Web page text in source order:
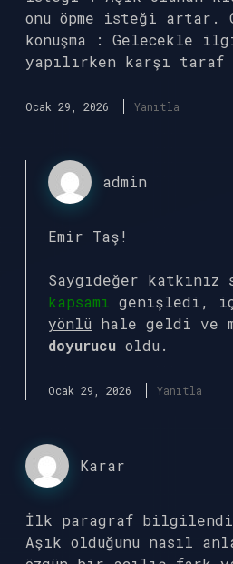
onu öpme isteği artar.
konuşma : Gelecekle
yapılırken karşı
Ocak 29, 2026 Yanıtla
admin
Emir Taş!
Saygıdeğer katkınız
kapsamı genişledi,
yönlü hale geldi ve
doyurucu oldu.
Ocak 29, 2026 Yanıtla
Karar
İlk paragraf
Aşık olduğunu nasıl